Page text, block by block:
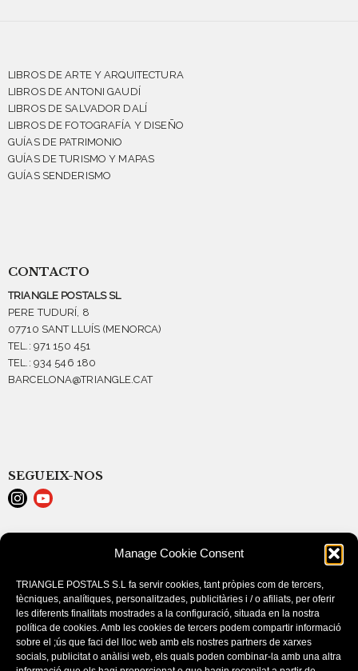
Manage Cookie Consent
TRIANGLE POSTALS S.L fa servir cookies, tant pròpies com de tercers,
tècniques, analítiques, personalitzades, publicitàries i / o afiliats, per oferir
les diferents finalitats mostrades a la configuració, situada en la nostra
política de cookies. Amb les cookies de tercers podem compartir informació
sobre el ;ús que faci del lloc web amb els nostres partners de xarxes
socials, publicitat o anàlisi web, els quals poden combinar-la amb una altra
LIBROS DE ARTE Y ARQUITECTURA
LIBROS DE ANTONI GAUDÍ
LIBROS DE SALVADOR DALÍ
LIBROS DE FOTOGRAFÍA Y DISEÑO
GUÍAS DE PATRIMONIO
GUÍAS DE TURISMO Y MAPAS
GUÍAS SENDERISMO
CONTACTO
TRIANGLE POSTALS SL
PERE TUDURÍ, 8
07710 SANT LLUÍS (MENORCA)
TEL.: 971 150 451
TEL.: 934 546 180
BARCELONA@TRIANGLE.CAT
SEGUEIX-NOS
POLÍTICA DE COOKIES (EU)
CONDICIONES DE COMPRA